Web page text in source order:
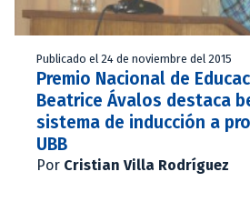
Publicado el 24 de noviembre del 2015
Premio Nacional de
Beatrice Ávalos destaca
sistema de inducción a
UBB
Por Cristian Villa Rodríguez